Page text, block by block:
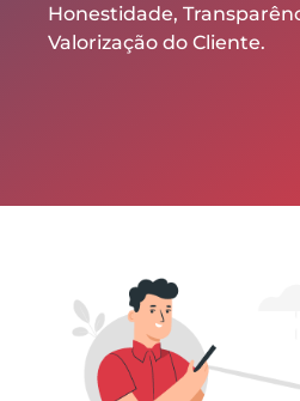
Honestidade,
Valorização do Cliente.